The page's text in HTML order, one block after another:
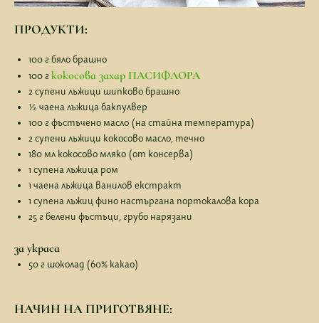
ПРОДУКТИ:
100 г бяло брашно
100 гкокосова захар ПАСИФЛОРА
2 супени лъжици шипково брашно
½ чаена лъжица бакпулвер
100 г фъстъчено масло (на стайна температура)
2 супени лъжици кокосово масло, течно
180 мл кокосово мляко (от консерва)
1 супена лъжица ром
1 чаена лъжица ванилов екстракт
1 супена лъжиц фино настъргана портокалова кора
25 г белени фъстъци, грубо нарязани
за украса
50 г шоколад (60% какао)
НАЧИН НА ПРИГОТВЯНЕ: